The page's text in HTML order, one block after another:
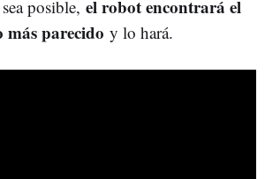
posible, el robot encontrará el
más parecido y lo hará.